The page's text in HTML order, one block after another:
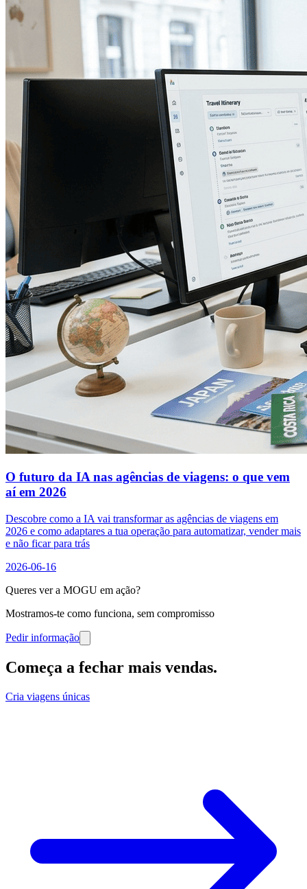
O futuro da IA nas agências de viagens: o que vem
aí em 2026
Descobre como a IA vai transformar as agências de viagens em
2026 e como adaptares a tua operação para automatizar, vender mais
e não ficar para trás
2026-06-16
Queres ver a MOGU em ação?
Mostramos-te como funciona, sem compromisso
Pedir informação
Começa a fechar mais vendas.
Cria viagens únicas